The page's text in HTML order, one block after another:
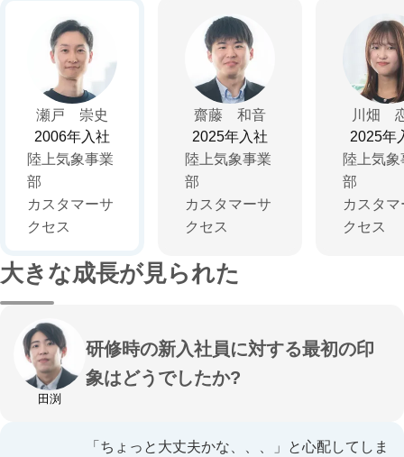
瀬戸 崇史
2006年入社
陸上気象事業
部
カスタマーサ
齋藤 和音
2025年入社
陸上気象事業
部
カスタマーサ
川畑
2025年
陸上気象
部
カスタマ
大きな成長が見られた
田渕
研修時の新入社員に対する最初の印
象はどうでしたか?
「ちょっと大丈夫かな、、、」と心配してしま